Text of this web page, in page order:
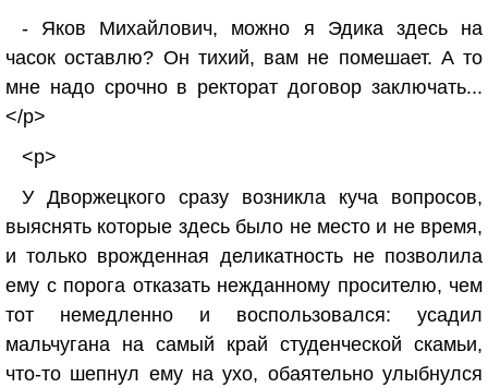
- Яков Михайлович, можно я Эдика здесь на
часок оставлю? Он тихий, вам не помешает. А то
мне надо срочно в ректорат договор заключать...
</p>
<p>
У Дворжецкого сразу возникла куча вопросов,
выяснять которые здесь было не место и не время,
и только врожденная деликатность не позволила
ему с порога отказать нежданному просителю, чем
тот немедленно и воспользовался: усадил
мальчугана на самый край студенческой скамьи,
что-то шепнул ему на ухо, обаятельно улыбнулся